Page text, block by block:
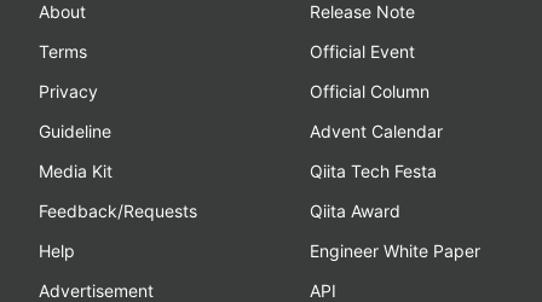
About
Terms
Privacy
Guideline
Media Kit
Feedback/Requests
Help
Advertisement
Release Note
Official Event
Official Column
Advent Calendar
Qiita Tech Festa
Qiita Award
Engineer White Paper
API